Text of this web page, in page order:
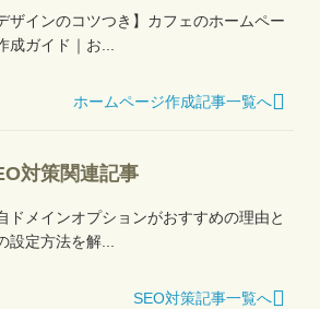
デザインのコツつき】カフェのホームペー
成ガイド｜お...
ホームページ作成記事一覧へ
対策関連記事
ドメインオプションがおすすめの理由と
設定方法を解...
SEO対策記事一覧へ